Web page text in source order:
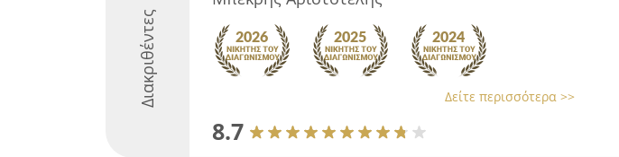
Διακριθέντες Δείτε περισσότερα >>
8.7